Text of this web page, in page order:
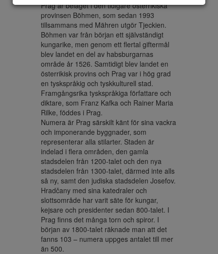
Prag är beläget i den tidigare österrikiska
provinsen Böhmen, som sedan 1993
tillsammans med Mähren utgör Tjeckien.
Böhmen var från början ett självständigt
kungarike, men genom ett flertal giftermål
blev landet en del av habsburgarnas
område år 1526. Samtidigt blev landet en
österrikisk provins och Prag var i hög grad
en tyskspråkig och tyskkulturell stad.
Framgångsrika tyskspråkiga författare och
diktare, som Franz Kafka och Rainer Maria
Rilke, föddes i Prag.
Numera är Prag särskilt känt för sina vackra
och imponerande byggnader, som
representerar alla stilarter. Staden är
indelad i flera områden, den gamla
stadsdelen från 1200-talet och den nya
stadsdelen från 1300-talet, därmed inte alls
så ny, samt den judiska stadsdelen Josefov.
Hradčany med sina katedraler och
slottsområde har varit säte för kungar,
kejsare och presidenter sedan 800-talet. I
Prag finns det många torn och spiror. I
början av 1800-talet räknade man att det
fanns 103 – numera uppges antalet till mer
än 500.